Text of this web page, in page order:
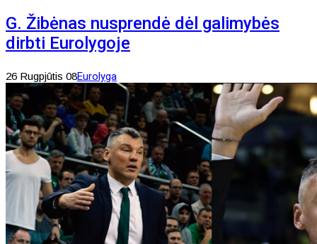
G. Žibėnas nusprendė dėl galimybės
dirbti Eurolygoje
26 Rugpjūtis 08Eurolyga